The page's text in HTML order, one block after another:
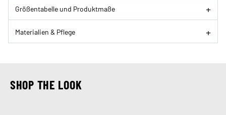
Größentabelle und Produktmaße
Materialien & Pflege
SHOP THE LOOK